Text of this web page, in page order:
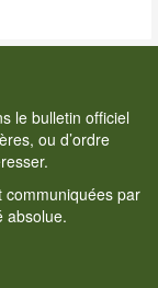
le bulletin officiel
ou d’ordre
communiquées par
absolue.